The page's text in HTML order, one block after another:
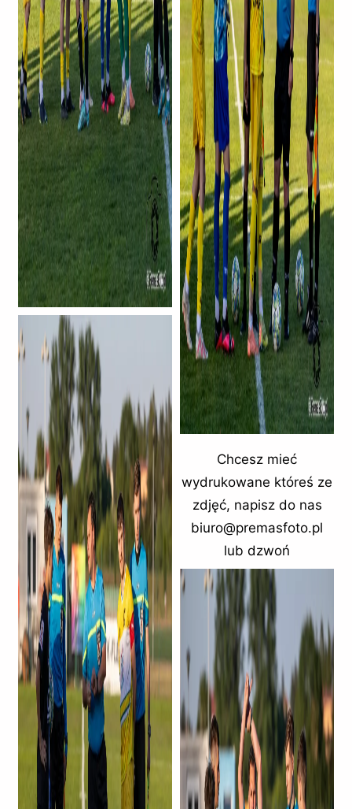
Chcesz mieć
wydrukowane któreś ze
zdjęć, napisz do nas
biuro@premasfoto.pl
lub dzwoń